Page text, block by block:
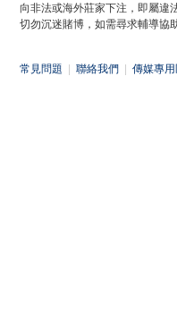
向非法或海外莊家下注，即屬違
切勿沉迷賭博，如需尋求輔導協
常見問題 聯絡我們 傳媒專用